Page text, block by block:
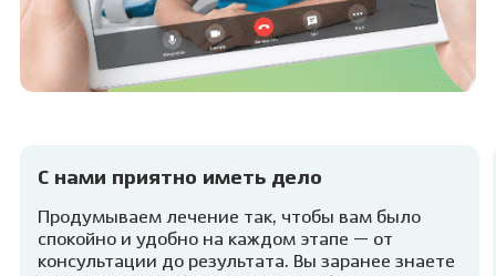
С нами приятно иметь дело
Продумываем лечение так, чтобы вам было
спокойно и удобно на каждом этапе — от
консультации до результата. Вы заранее знаете